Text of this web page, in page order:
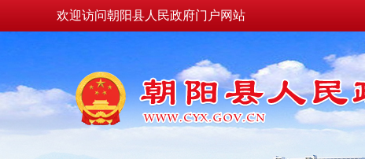
欢迎访问朝阳县人民政府门户网站